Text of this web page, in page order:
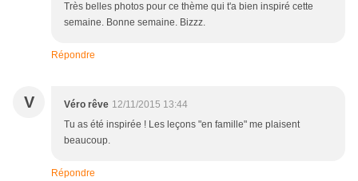
Très belles photos pour ce thème qui t'a bien inspiré cette
semaine. Bonne semaine. Bizzz.
Répondre
V Véro rêve 12/11/2015 13:44
Tu as été inspirée ! Les leçons "en famille" me plaisent
beaucoup.
Répondre